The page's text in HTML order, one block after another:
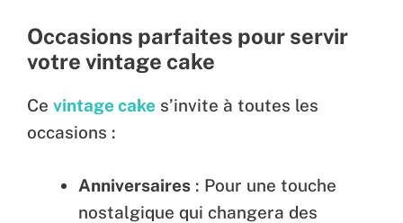
Occasions parfaites pour servir
votre vintage cake
Ce vintage cake s’invite à toutes les
occasions :
Anniversaires : Pour une touche
nostalgique qui changera des